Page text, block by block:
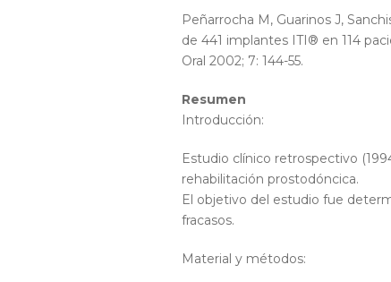
Peñarrocha M, Guarinos J,
de 441 implantes ITI® en 114
Oral 2002; 7: 144-55.
Resumen
Introducción:
Estudio clínico retrospectivo
rehabilitación prostodóncica.
El objetivo del estudio fue
fracasos.
Material y métodos: